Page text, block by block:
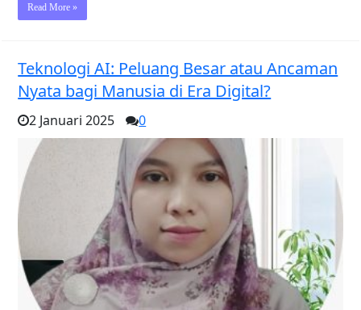
Read More »
Teknologi AI: Peluang Besar atau Ancaman
Nyata bagi Manusia di Era Digital?
2 Januari 2025 0